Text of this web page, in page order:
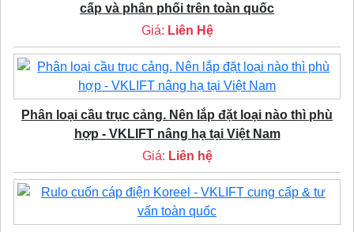
cấp và phân phối trên toàn quốc
Giá: Liên Hệ
Phân loại cầu trục cảng. Nên lắp đặt loại nào thì phù
hợp - VKLIFT nâng hạ tại Việt Nam
Giá: Liên hệ